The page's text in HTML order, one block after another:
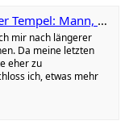
Mann, war das geil!
mir nach längerer
Da meine letzten
eher zu
ich, etwas mehr